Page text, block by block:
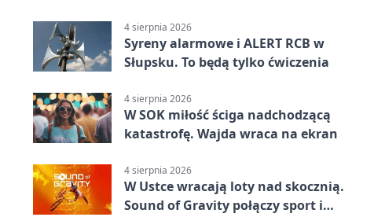
4 sierpnia 2026
Syreny alarmowe i ALERT RCB w
Słupsku. To będą tylko ćwiczenia
4 sierpnia 2026
W SOK miłość ściga nadchodzącą
katastrofę. Wajda wraca na ekran
4 sierpnia 2026
W Ustce wracają loty nad skocznią.
Sound of Gravity połączy sport i